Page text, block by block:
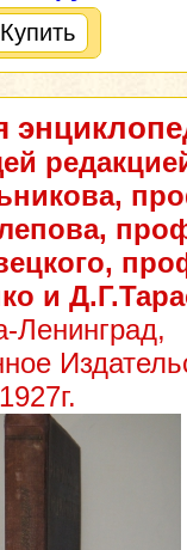
Купить
и
Ленинград,
1927г.